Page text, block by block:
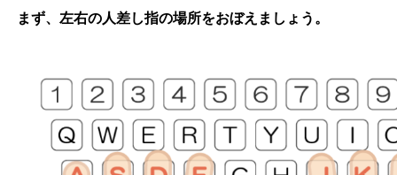
まず、左右の人差し指の場所をおぼえましょう。